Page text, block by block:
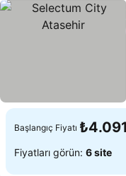
Başlangıç Fiyatı ₺4.091
Fiyatları görün: 6 site